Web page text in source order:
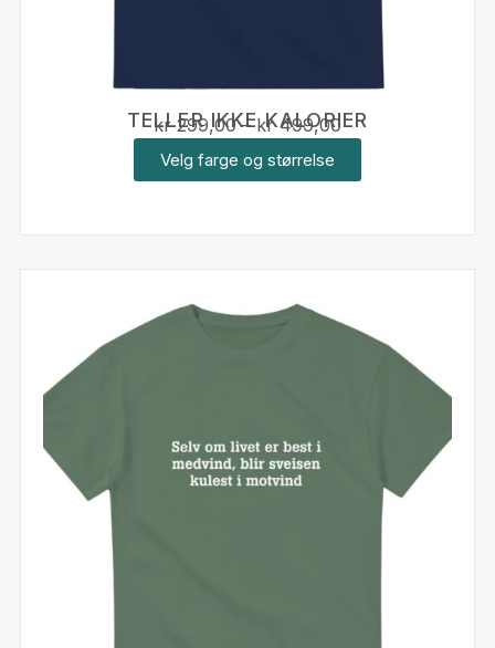
TELLER IKKE KALORIER
kr299,00 – kr499,00
Velg farge og størrelse